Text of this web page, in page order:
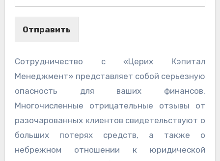
Отправить
Сотрудничество с «Церих Кэпитал
Менеджмент» представляет собой серьезную
опасность для ваших финансов.
Многочисленные отрицательные отзывы от
разочарованных клиентов свидетельствуют о
больших потерях средств, а также о
небрежном отношении к юридической